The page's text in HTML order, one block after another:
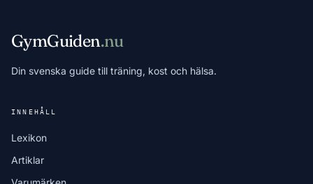
GymGuiden.nu
Din svenska guide till träning, kost och hälsa.
INNEHÅLL
Lexikon
Artiklar